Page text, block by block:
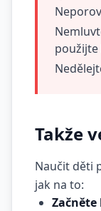
Takže
Naučit děti
jak na to:
Začněte